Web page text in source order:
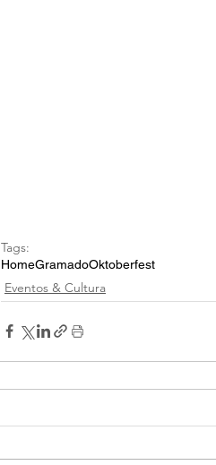
Tags:
HomeGramadoOktoberfest
Eventos & Cultura